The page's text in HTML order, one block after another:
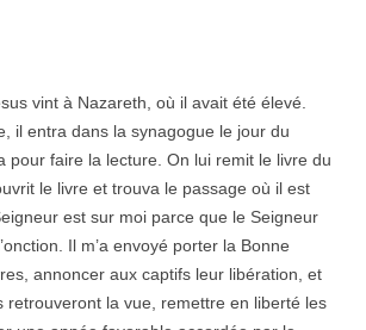
vint à Nazareth, où il avait été élevé.
il entra dans la synagogue le jour du
pour faire la lecture. On lui remit le livre du
le livre et trouva le passage où il est
est sur moi parce que le Seigneur
Il m’a envoyé porter la Bonne
annoncer aux captifs leur libération, et
retrouveront la vue, remettre en liberté les